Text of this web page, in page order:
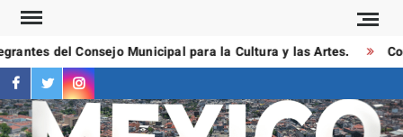
Saltar
contenidodel Consejo Municipal para la Cultura y las Artes.
facebook
twitterinstagram